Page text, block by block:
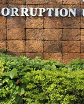
កដំណាក់ចង្អើរ។
ាននៃ ស្ថាប័នប្រឆាំង
NEW